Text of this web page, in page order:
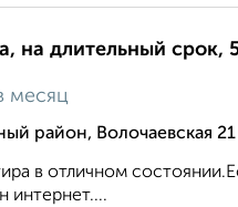
на длительный срок,
месяц
район, Волочаевская 21
в отличном
интернет....